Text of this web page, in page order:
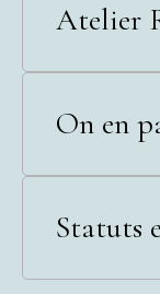
Atelier
On en
Statuts